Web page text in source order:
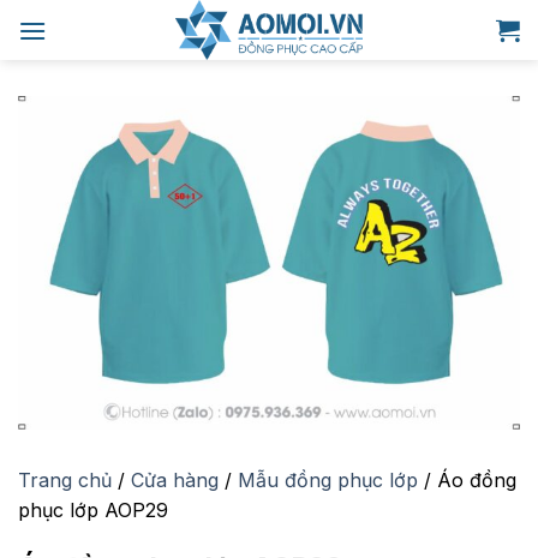
qua
dung
Trang chủ / Cửa hàng / Mẫu đồng phục lớp / Áo đồng
phục lớp AOP29